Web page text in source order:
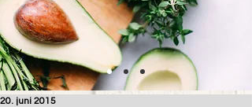
20. juni 2015